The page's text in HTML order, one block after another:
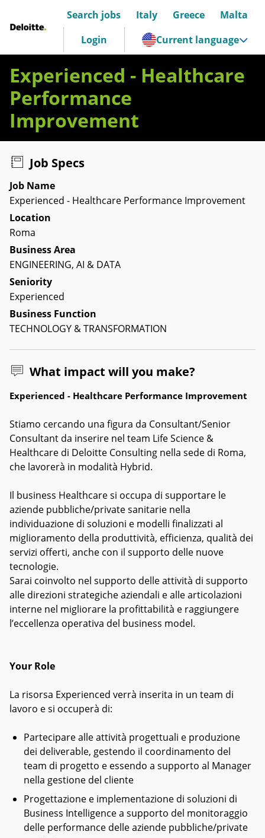
Deloitte Italia
Search jobs Italy Greece
Malta
Login
Current language
Experienced - Healthcare
Performance
Improvement
Job Specs
Job Name
Experienced - Healthcare Performance Improvement
Location
Roma
Business Area
ENGINEERING, AI & DATA
Seniority
Experienced
Business Function
TECHNOLOGY & TRANSFORMATION
What impact will you make?
Experienced - Healthcare Performance Improvement
Stiamo cercando una figura da Consultant/Senior
Consultant da inserire nel team Life Science &
Healthcare di Deloitte Consulting nella sede di Roma,
che lavorerà in modalità Hybrid.
Il business Healthcare si occupa di supportare le
aziende pubbliche/private sanitarie nella
individuazione di soluzioni e modelli finalizzati al
miglioramento della produttività, efficienza, qualità dei
servizi offerti, anche con il supporto delle nuove
tecnologie.
Sarai coinvolto nel supporto delle attività di supporto
alle direzioni strategiche aziendali e alle articolazioni
interne nel migliorare la profittabilità e raggiungere
l’eccellenza operativa del business model.
Your Role
La risorsa Experienced verrà inserita in un team di
lavoro e si occuperà di:
Partecipare alle attività progettuali e produzione
dei deliverable, gestendo il coordinamento del
team di progetto e essendo a supporto al Manager
nella gestione del cliente
Progettazione e implementazione di soluzioni di
Business Intelligence a supporto del monitoraggio
delle performance delle aziende pubbliche/private